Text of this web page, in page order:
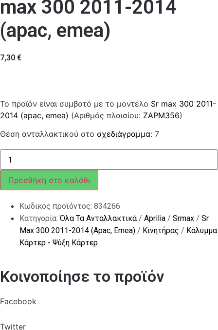
max 300 2011-2014
(apac, emea)
7,30 €
Το προϊόν είναι συμβατό με το μοντέλο Sr max 300 2011-
2014 (apac, emea) (Αριθμός πλαισίου: ZAPM356)
Θέση ανταλλακτικού στο σχεδιάγραμμα: 7
Εκτροπέας
αέρα
ποσότητα
Προσθήκη στο καλάθι
Κωδικός προϊόντος: 834266
Κατηγορία:Όλα Τα Ανταλλακτικά/ Aprilia / Srmax / Sr
Max 300 2011-2014 (Apac, Emea) / Κινητήρας / Κάλυμμα
Κάρτερ - Ψύξη Κάρτερ
Κοινοποίησε το προϊόν
Facebook
Twitter